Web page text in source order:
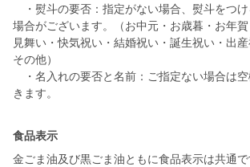
・熨斗の要否：指定がない場合、熨斗をつ
場合がございます。（お中元・お歳暮・お年
見舞い・快気祝い・結婚祝い・誕生祝い・出
その他）
・名入れの要否と名前：ご指定ない場合は
きます。
食品表示
金ごま油及び黒ごま油ともに食品表示は共通で